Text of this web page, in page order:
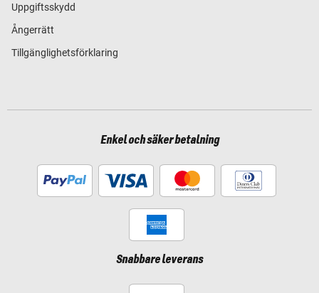
Uppgiftsskydd
Ångerrätt
Tillgänglighetsförklaring
Enkel och säker betalning
Snabbare leverans